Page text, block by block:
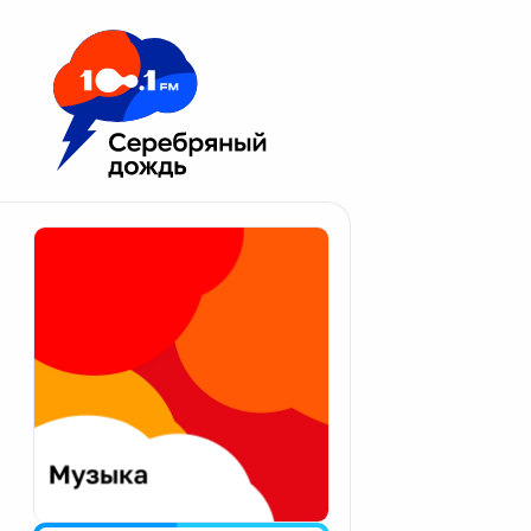
Москва 100.1 FM
Апатиты
Екатеринбург
Калининград
Калуга